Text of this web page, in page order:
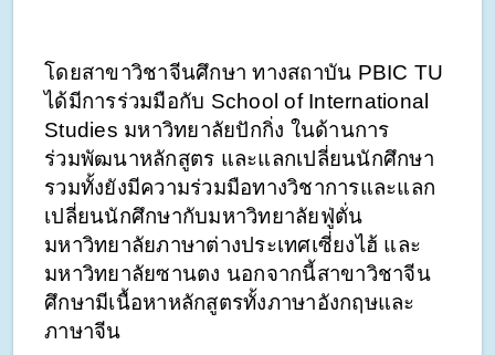
โดยสาขาวิชาจีนศึกษา ทางสถาบัน PBIC TU
ได้มีการร่วมมือกับ School of International
Studies มหาวิทยาลัยปักกิ่ง ในด้านการ
ร่วมพัฒนาหลักสูตร และแลกเปลี่ยนนักศึกษา
รวมทั้งยังมีความร่วมมือทางวิชาการและแลก
เปลี่ยนนักศึกษากับมหาวิทยาลัยฟู่ตั่น
มหาวิทยาลัยภาษาต่างประเทศเซี่ยงไฮ้ และ
มหาวิทยาลัยซานตง นอกจากนี้สาขาวิชาจีน
ศึกษามีเนื้อหาหลักสูตรทั้งภาษาอังกฤษและ
ภาษาจีน